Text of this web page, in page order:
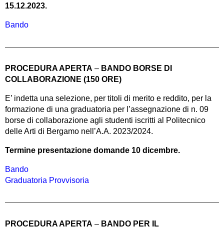
15.12.2023.
Bando
PROCEDURA APERTA – BANDO BORSE DI
COLLABORAZIONE (150 ORE)
E’ indetta una selezione, per titoli di merito e reddito, per la
formazione di una graduatoria per l’assegnazione di n. 09
borse di collaborazione agli studenti iscritti al Politecnico
delle Arti di Bergamo nell’A.A. 2023/2024.
Termine presentazione domande 10 dicembre.
Bando
Graduatoria Provvisoria
PROCEDURA APERTA – BANDO PER IL